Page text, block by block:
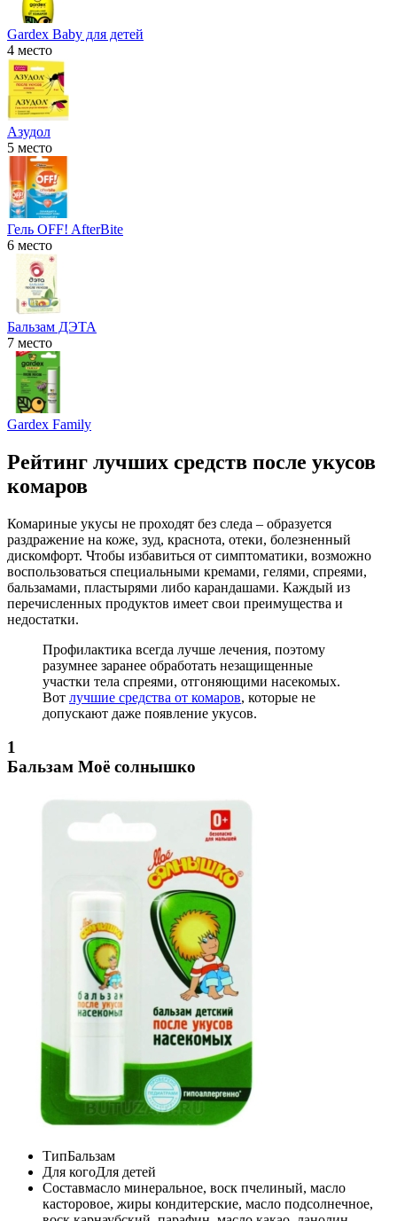
Gardex Baby для детей
4 место
Азудол
5 место
Гель OFF! AfterBite
6 место
Бальзам ДЭТА
7 место
Gardex Family
Рейтинг лучших средств после укусов
комаров
Комариные укусы не проходят без следа – образуется
раздражение на коже, зуд, краснота, отеки, болезненный
дискомфорт. Чтобы избавиться от симптоматики, возможно
воспользоваться специальными кремами, гелями, спреями,
бальзамами, пластырями либо карандашами. Каждый из
перечисленных продуктов имеет свои преимущества и
недостатки.
Профилактика всегда лучше лечения, поэтому
разумнее заранее обработать незащищенные
участки тела спреями, отгоняющими насекомых.
Вот лучшие средства от комаров, которые не
допускают даже появление укусов.
1
Бальзам Моё солнышко
ТипБальзам
Для когоДля детей
Составмасло минеральное, воск пчелиный, масло
касторовое, жиры кондитерские, масло подсолнечное,